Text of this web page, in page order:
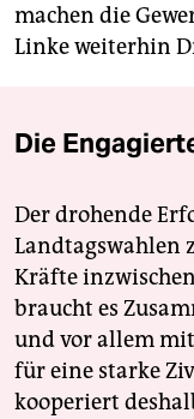
machen die
Linke weiterhin
Die
Der drohende
Landtagswahlen
Kräfte
braucht es
und vor allem
für eine starke
kooperiert